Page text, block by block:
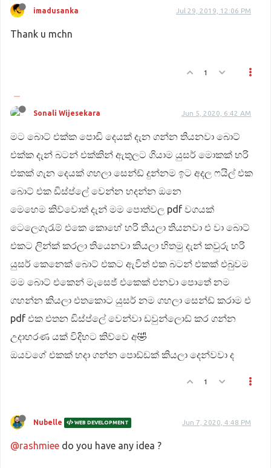
imadusanka Jul 29, 2019, 12:06 PM
Thank u mchn
1
Sonali Wijesekara Jun 5, 2020, 6:42 AM
මට බොට් එක්ක පොඩි දෙයක් දැන ගන්න තියනවා බොට්
එක්ක දැන් බටන් එක්කින් ඇතුලට ගියාම යුසර් මොකක් හරි
එකක් ගැන දෙයක් ගහලා සෙන්ඩ් දුන්නම ඉට අදල ෆයිල් එක
බොට් එක ඩිස්ප්ලේ වෙන්න හදන්න ඔනෙ
මෙහෙම කිව්වොත් දැන් මම පොත්වල pdf වගයක්
ටෙලෙගැරැම් එකෙ කොහේ හරි තියලා තියනවා එ වා බොට්
එකට ලින්ක් කරලා තියෙනවා කියලා හිතමු දැන් කවුරු හරි
යුසර් කෙනෙක් බොට් එකට ඇවිත් එක බටන් එකක් එබුවම
මම බොට් එකෙන් මැසෙජ් එකෙක් එනවා පොතේ නම
ගහන්න කියලා එතකොට යුසර් නම ගහලා සෙන්ඩ් කරාම එ
pdf එක එතන ඩිස්ප්ලේ වෙන්වා ඩවුන්ලොඩ් කර ගන්න
උදාහරණ යක් විදිහට කිව්වෙ අ🤣
ඔයවගේ එකක් හදා ගන්න පොඩ්ඩක් කියලා දෙන්වවා ද
1
Nubelle WEB DEVELOPMENT Jun 7, 2020, 4:48 PM
@rashmiee do you have any idea ?